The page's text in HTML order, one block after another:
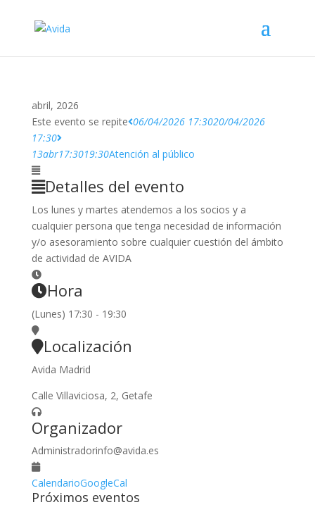
abril, 2026
Este evento se repite 06/04/2026 17:3020/04/2026
17:30
13abr17:3019:30Atención al público
Detalles del evento
Los lunes y martes atendemos a los socios y a
cualquier persona que tenga necesidad de información
y/o asesoramiento sobre cualquier cuestión del ámbito
de actividad de AVIDA
Hora
(Lunes) 17:30 - 19:30
Localización
Avida Madrid
Calle Villaviciosa, 2, Getafe
Organizador
Administradorinfo@avida.es
CalendarioGoogleCal
Próximos eventos